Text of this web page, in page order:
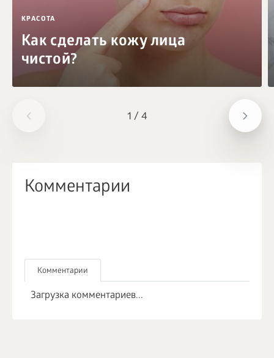
1 / 4
КРАСОТА
Как сделать кожу лица
чистой?
Комментарии
Комментарии
Загрузка комментариев...